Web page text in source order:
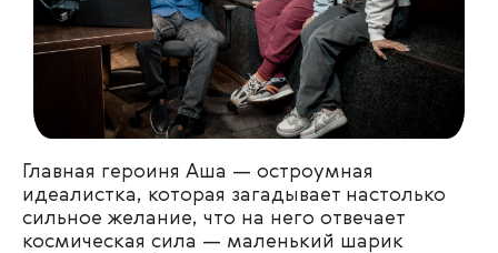
Главная героиня Аша — остроумная
идеалистка, которая загадывает настолько
сильное желание, что на него отвечает
космическая сила — маленький шарик